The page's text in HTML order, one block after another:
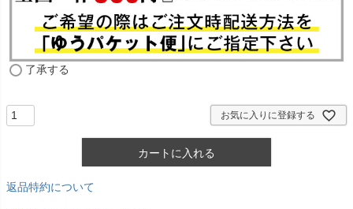
了承する
お気に入りに登録する
カートに入れる
返品特約について